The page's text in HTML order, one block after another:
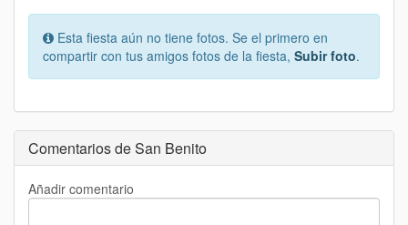
Esta fiesta aún no tiene fotos. Se el primero en
compartir con tus amigos fotos de la fiesta, Subir foto.
Comentarios de San Benito
Añadir comentario